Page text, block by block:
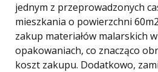
jednym z przeprowadzonych
mieszkania o powierzchni
zakup materiałów malarskich
opakowaniach, co znacząco
koszt zakupu. Dodatkowo,